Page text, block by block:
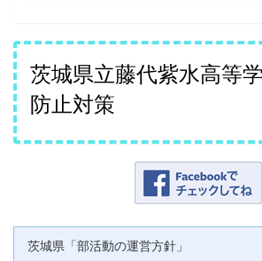
茨城県立藤代紫水高等
防止対策
茨城県「部活動の運営方針」